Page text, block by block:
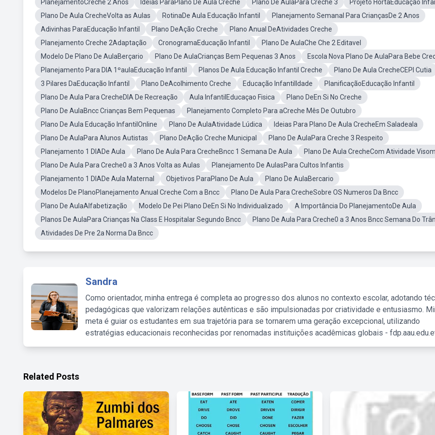
PlanejamentoCreche 2 Anos Ideias ParaPlano De Aula Creche Plano De AulaPara Creche 3
Projeto HortaEducação
Plano De Aula CrecheVolta as Aulas
RotinaDe Aula Educação Infantil
Planejamento Semanal Para CriançasDe 2 Anos
Adivinhas ParaEducação Infantil
Plano DeAção Creche
Plano Anual DeAtividades Creche
Planejamento Creche 2Adaptação
CronogramaEducação Infantil
Plano De AulaChe Che 2 Editavel
Modelo De Plano De AulaBerçario
Plano De AulaCrianças Bem Pequenas 3 Anos
Escola Nova Plano De AulaPara Bebe
Planejamento Para DIA 1ºaulaEducação Infantil
Planos De Aula Educação Infantil Creche
Plano De Aula CrecheCEPI Cutia
3 Pilares DaEducação Infantil
Plano DeAcolhimento Creche Educação InfantilIdade
PlanificaçãoEducação Infantil
Plano De Aula Para CrecheDIA De Recreação
Aula InfantilEducaçao Fisica
Plano DeEn Si No Creche
Plano De AulaBncc Crianças Bem Pequenas
Planejamento Completo Para aCreche Mês De Outubro
Plano De Aula Educação InfantilOnline
Plano De AulaAtividade Lúdica
Ideias Para Plano De Aula CrecheEm Saladeala
Plano De AulaPara Alunos Autistas
Plano DeAção Creche Municipal
Plano De AulaPara Creche 3 Respeito
Planejamento 1 DIADe Aula
Plano De Aula Para CrecheBncc 1 Semana De Aula
Plano De Aula CrecheCom Atividade
Plano De Aula Para Creche0 a 3 Anos Volta as Aulas
Planejamento De AulasPara Cultos Infantis
Planejamento 1 DIADe Aula Maternal
Objetivos ParaPlano De Aula
Plano De AulaBercario
Modelos De PlanoPlanejamento Anual Creche Com a Bncc
Plano De Aula Para CrecheSobre OS Numeros Da Bncc
Plano De AulaAlfabetização
Modelo De Pei Plano DeEn Si No Individualizado
A Importância Do PlanejamentoDe Aula
Planos De AulaPara Crianças Na Class E Hospitalar Segundo Bncc
Plano De Aula Para Creche0 a 3 Anos Bncc Semana Do
Atividades De Pre 2a Norma Da Bncc
Sandra
Como orientador, minha entrega é completa ao progresso dos alunos no contexto escolar, adotando
pedagógicas que valorizam relações autênticas e são impulsionadas por criatividade e entusiasmo.
meta é guiar os estudantes em sua trajetória para se tornarem uma geração excepcional, utilizando
estratégias educacionais reconhecidas por renomadas instituições acadêmicas globais -
Related Posts